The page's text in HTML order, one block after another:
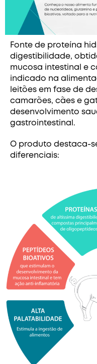
Fonte de proteína
digestibilidade,
mucosa intestinal e
indicado na
leitões em fase de
camarões, cães e
desenvolvimento
gastrointestinal.
O produto destaca-
diferenciais: